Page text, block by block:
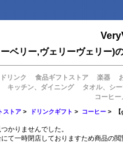
ベリー,ヴェリーヴェリー)
ドリンク 食品ギフトストア 楽器
キッチン、ダイニング
タオル、シ
コーヒ
ストア > ドリンクギフト > コーヒー > 【
かりませんでした。
て一時閉店しておりますため商品の